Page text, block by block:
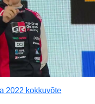
2022 kokkuvõte